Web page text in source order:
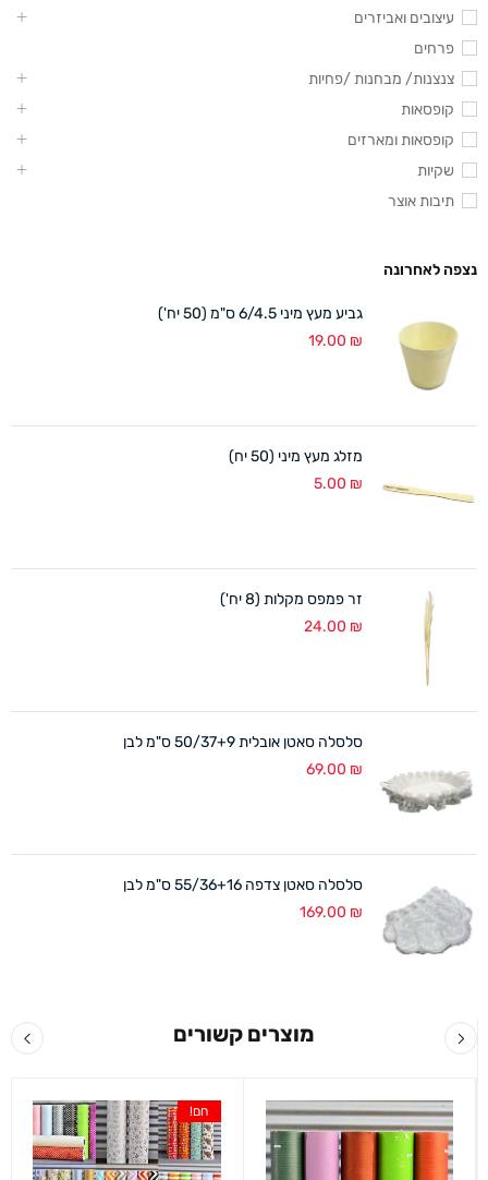
עיצובים ואביזרים
פרחים
צנצנות/ מבחנות /פחיות
קופסאות
קופסאות ומארזים
שקיות
תיבות אוצר
נצפה לאחרונה
גביע מעץ מיני 6/4.5 ס"מ (50 יח')
19.00 ₪
מזלג מעץ מיני (50 יח)
5.00 ₪
זר פמפס מקלות (8 יח')
24.00 ₪
סלסלה סאטן אובלית 50/37+9 ס"מ לבן
69.00 ₪
סלסלה סאטן צדפה 55/36+16 ס"מ לבן
169.00 ₪
מוצרים קשורים
חם!